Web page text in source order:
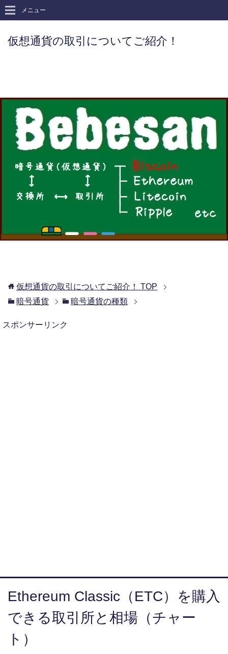
仮想通貨の取引についてご紹介！
メニュー
仮想通貨の取引についてご紹介！
TOP
暗号通貨
暗号通貨の種類
スポンサーリンク
Ethereum Classic（ETC）を購入
できる取引所と相場（チャー
ト）